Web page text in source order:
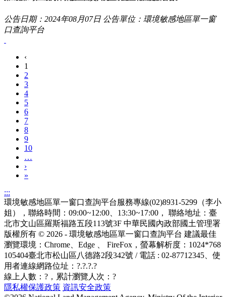
公告日期：2024年08月07日 公告單位：環境敏感地區單一窗
口查詢平台
‹
1
2
3
4
5
6
7
8
9
10
…
›
»
:::
環境敏感地區單一窗口查詢平台服務專線(02)8931-5299（李小
姐），聯絡時間：09:00~12:00、13:30~17:00， 聯絡地址：臺
北市文山區羅斯福路五段113號3F 中華民國內政部國土管理署
版權所有 © 2026 - 環境敏感地區單一窗口查詢平台 建議最佳
瀏覽環境：Chrome、Edge 、 FireFox，螢幕解析度：1024*768
105404臺北市松山區八德路2段342號 / 電話 : 02-87712345 、使
用者連線網路位址：?.?.?.?
線上人數： ? ，累計瀏覽人次： ?
隱私權保護政策 資訊安全政策